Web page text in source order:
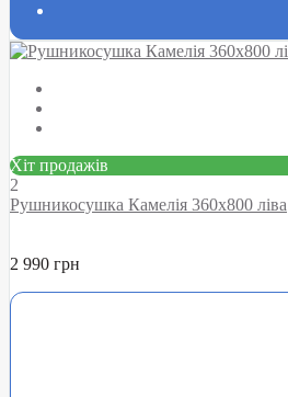
Хіт продажів
2
Рушникосушка Камелія 360х800 ліва
2 990 грн